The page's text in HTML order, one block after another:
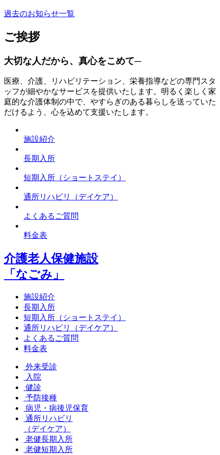
過去のお知らせ一覧
ご挨拶
大切な人だから、真心をこめて─
医療、介護、リハビリテーション、栄養指導などの専門スタ
ッフが細やかなサービスを提供いたします。明るく楽しく家
庭的な介護体制の中で、やすらぎのある暮らしを送っていた
だけるよう、心を込めて支援いたします。
施設紹介
長期入所
短期入所（ショートステイ）
通所リハビリ（デイケア）
よくあるご質問
料金表
介護老人保健施設
「なごみ」
施設紹介
長期入所
短期入所（ショートステイ）
通所リハビリ（デイケア）
よくあるご質問
料金表
外来受診
入院
健診
予防接種
病児・病後児保育
通所リハビリ
（デイケア）
老健長期入所
老健短期入所